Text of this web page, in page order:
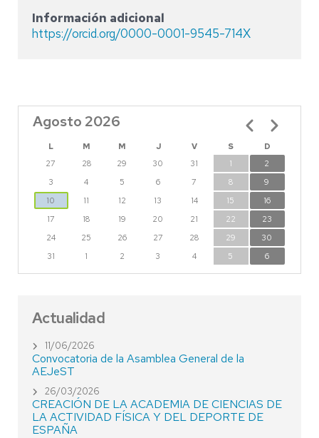
Información adicional
https://orcid.org/0000-0001-9545-714X
Agosto 2026
L M M J V S
D
27
28 29 30 31 1
2
3
4 5 6 7 8
9
10
11 12 13 14 15
16
17
18 19 20 21 22
23
24
25 26 27 28 29
30
31
1 2 3 4 5 6
Paginación
Actualidad
11/06/2026
Convocatoria de la Asamblea General de la
AEJeST
26/03/2026
CREACIÓN DE LA ACADEMIA DE CIENCIAS DE
LA ACTIVIDAD FÍSICA Y DEL DEPORTE DE
ESPAÑA